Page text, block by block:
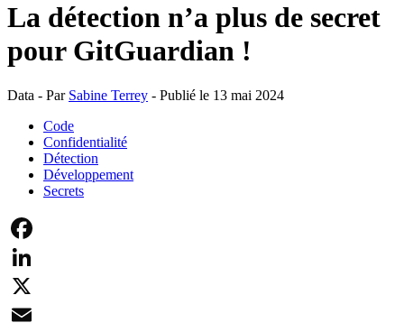
La détection n’a plus de secret
pour GitGuardian !
Data - Par Sabine Terrey - Publié le 13 mai 2024
Code
Confidentialité
Détection
Développement
Secrets
Facebook
LinkedIn
X